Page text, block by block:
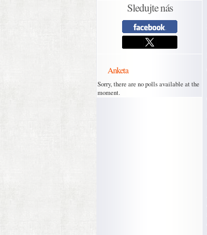
Sledujte nás
Anketa
Sorry, there are no polls available at the
moment.